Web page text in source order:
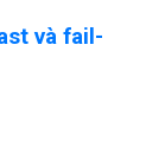
và fail-